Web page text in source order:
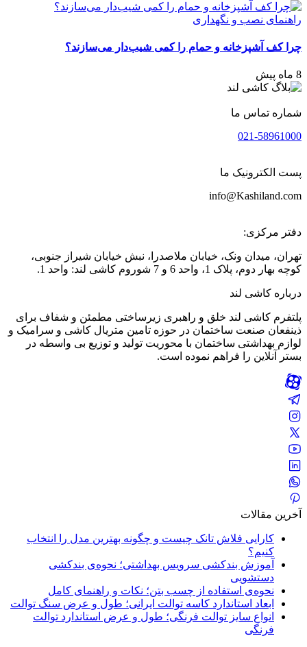
راهنمای نصب و نگهداری
چرا کف آشپزخانه و حمام را کمی شیب‌دار می‌سازند؟
8 ماه پیش
شماره تماس ما
021-58961000
پست الکترونیک ما
info@Kashiland.com
دفتر مرکزی:
تهران، میدان ونک، خیابان ملاصدرا، نبش خیابان شیراز جنوبی،
کوچه بهار دوم، پلاک 1، واحد 6 و 7 شوروم کاشی لند: واحد 1.
درباره کاشی لند
پلتفرم کاشی لند خلق و راهبری زیرساختی مطمئن و شفاف برای
ذینفعان صنعت ساختمان در حوزه تامین متریال کاشی و سرامیک و
لوازم بهداشتی ساختمان با محوریت تولید و توزیع بی واسطه در
بستر آنلاین را فراهم نموده است.
آخرین مقالات
کارایی فلاش تانک چیست و چگونه بهترین مدل را انتخاب
کنیم؟
آموزش بندکشی سرویس بهداشتی؛ نحوه‌ی بندکشی
دستشویی
نحوه‌ی استفاده از چسب بتن؛ نکات و راهنمای کامل
ابعاد استاندارد کاسه توالت ایرانی؛ طول و عرض سنگ توالت
انواع سایز توالت فرنگی؛ طول و عرض استاندارد توالت
فرنگی